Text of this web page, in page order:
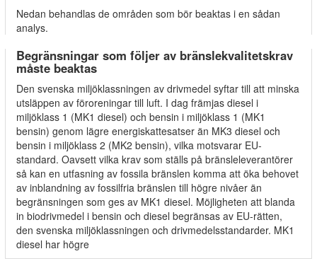
Nedan behandlas de områden som bör beaktas i en sådan
analys.
Begränsningar som följer av bränslekvalitetskrav
måste beaktas
Den svenska miljöklassningen av drivmedel syftar till att minska
utsläppen av föroreningar till luft. I dag främjas diesel i
miljöklass 1 (MK1 diesel) och bensin i miljöklass 1 (MK1
bensin) genom lägre energiskattesatser än MK3 diesel och
bensin i miljöklass 2 (MK2 bensin), vilka motsvarar EU-
standard. Oavsett vilka krav som ställs på bränsleleverantörer
så kan en utfasning av fossila bränslen komma att öka behovet
av inblandning av fossilfria bränslen till högre nivåer än
begränsningen som ges av MK1 diesel. Möjligheten att blanda
in biodrivmedel i bensin och diesel begränsas av EU-rätten,
den svenska miljöklassningen och drivmedelsstandarder. MK1
diesel har högre